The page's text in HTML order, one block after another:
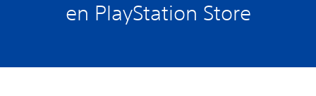
en PlayStation Store